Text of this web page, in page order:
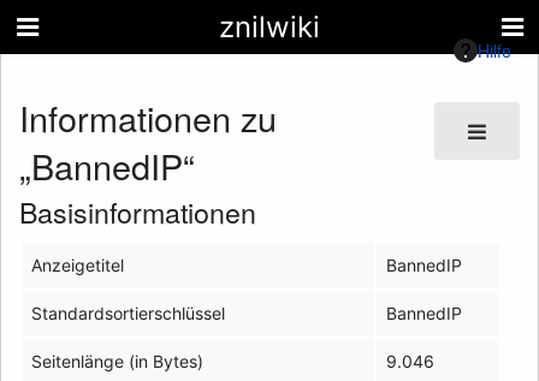
znilwiki
Hilfe
Informationen zu
„BannedIP“
Basisinformationen
Anzeigetitel BannedIP
Standardsortierschlüssel BannedIP
Seitenlänge (in Bytes) 9.046